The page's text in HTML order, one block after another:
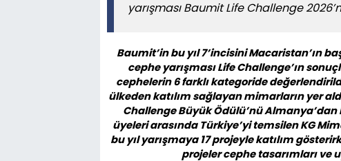
yarışması Baumit Life Challenge
Baumit’in bu yıl 7’incisini Macaristan’ın
cephe yarışması Life Challenge’ın
cephelerin 6 farklı kategoride
ülkeden katılım sağlayan mimarların yer
Challenge Büyük Ödülü’nü Almanya’dan
üyeleri arasında Türkiye’yi temsilen KG
bu yıl yarışmaya 17 projeyle katılım
projeler cephe tasarımları ve